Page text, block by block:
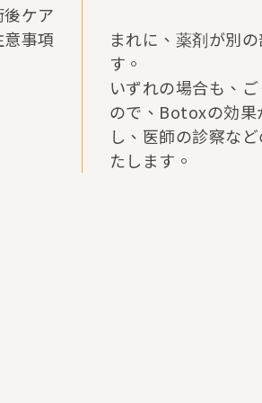
ケア
事項
まれに、薬剤が別
す。
いずれの場合も、
ので、Botoxの効果
し、医師の診察な
たします。